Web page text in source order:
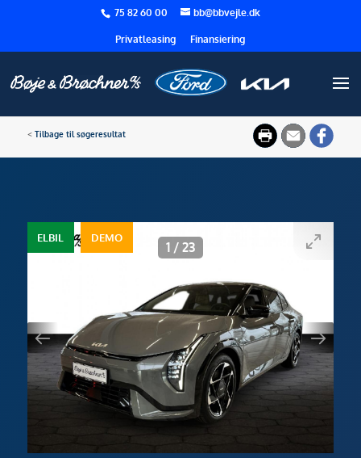
75 82 60 00 bb@bbvejle.dk
Privatleasing Finansiering
< Tilbage til søgeresultat
ELBIL DEMO
1/ 23